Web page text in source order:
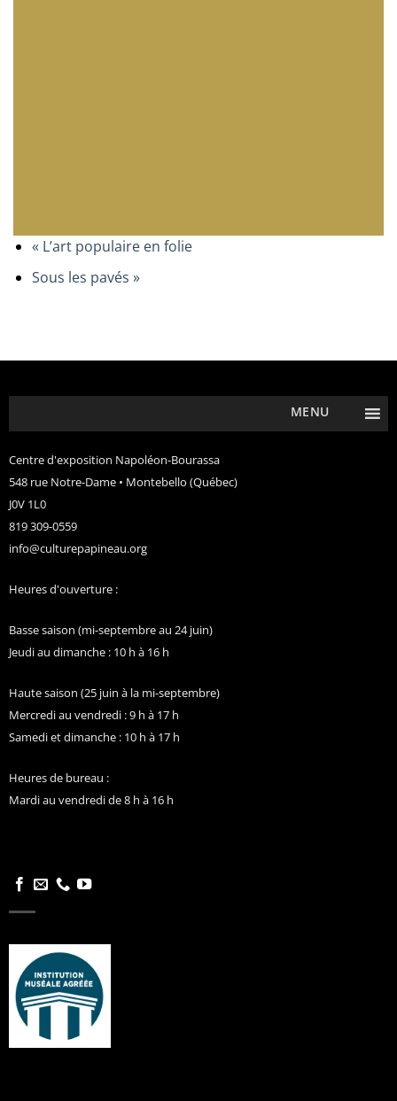
«L’art populaire en folie
Sous les pavés »
MENU
Centre d'exposition Napoléon-Bourassa
548 rue Notre-Dame • Montebello (Québec)
J0V 1L0
819 309-0559
info@culturepapineau.org
Heures d'ouverture :
Basse saison (mi-septembre au 24 juin)
Jeudi au dimanche : 10 h à 16 h
Haute saison (25 juin à la mi-septembre)
Mercredi au vendredi : 9 h à 17 h
Samedi et dimanche : 10 h à 17 h
Heures de bureau :
Mardi au vendredi de 8 h à 16 h